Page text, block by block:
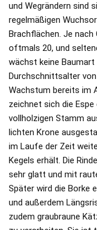
und Wegrändern sind
regelmäßigen
Brachflächen. Je nach
oftmals 20, und
wächst keine Baumart
Durchschnittsalter
Wachstum bereits im
zeichnet sich die
vollholzigen Stamm
lichten Krone
im Laufe der Zeit
Kegels erhält. Die
sehr glatt und mit
Später wird die Borke
und außerdem
zudem graubraune